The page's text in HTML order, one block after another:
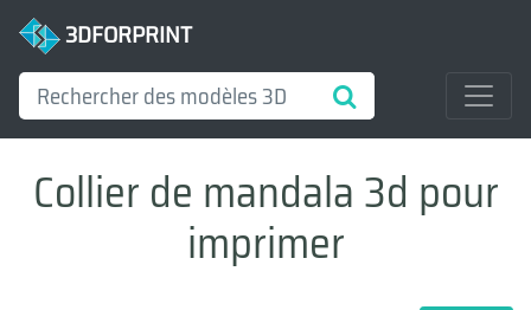
3DFORPRINT
Collier de mandala 3d pour
imprimer